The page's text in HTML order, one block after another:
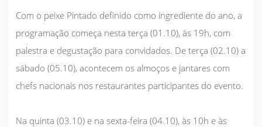
Com o peixe Pintado definido como ingrediente do ano, a
programação começa nesta terça (01.10), às 19h, com
palestra e degustação para convidados. De terça (02.10) a
sábado (05.10), acontecem os almoços e jantares com
chefs nacionais nos restaurantes participantes do evento.
Na quinta (03.10) e na sexta-feira (04.10), às 10h e às